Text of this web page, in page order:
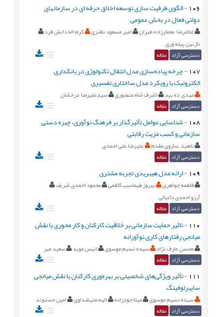
106
-الگوی ظرفیت سازی توسعه اخلاق حرفه‌ ای در سازمانهای
دولتی فعال در بخش عمومی
غلامرضا معمارزاده طهران امیر مسعود نطنزی
کرم اله دانش فرد
نازنین پیله وری
دسترسی آزاد مقاله
107
-چرخه پیاده‌سازی مدل انتقال تکنولوژی در بانکداری
الکترونیک با رویکرد مدل ساختاری تفسیری
مهدی ده بید اشرف شاه منصوری سیدعلیرضا درخشان
دسترسی آزاد مقاله
108
-شناسایی عوامل تأثیرگذار بر فرهنگ نوآوری، چیره دستی
سازمانی و کسب مزیت رقابتی
ناهید ساروی مقدم علیرضا علی احمدی
دسترسی آزاد مقاله
109
-ارائه مدل هیبریدی تجربه مشتری
فاطمه جواهری بهروز طهماسب کاظمی
محمود احمدی شریف
آرزو احمدی دانیالی
دسترسی آزاد مقاله
110
-تاثیر حمایت سازمانی بر خلاقیت کارکنان و کار محوری با نقش
میانجی رفتارهای کاری نوآورانه
محسن عارف نژاد سیده نسیم موسوی انیس موید سعید میر
دسترسی آزاد مقاله
111
-تأثیر ویژگی‌های شخصیتی بر بهره‌وری کارکنان با نقش میانجی
سایبرلوفینگ
سیده نسیم موسوی مهتا جودزاده الهه منیشداوی امین حسنوند
دسترسی آزاد مقاله